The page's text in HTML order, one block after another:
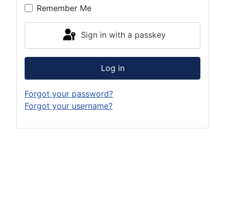
Remember Me
Sign in with a passkey
Log in
Forgot your password?
Forgot your username?